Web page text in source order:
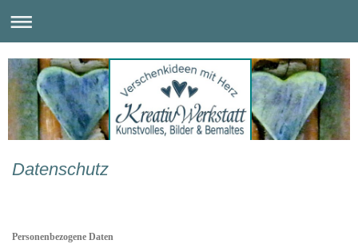
Datenschutz
Personenbezogene Daten